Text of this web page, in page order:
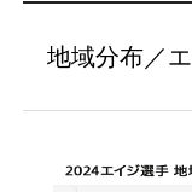
地域分布／